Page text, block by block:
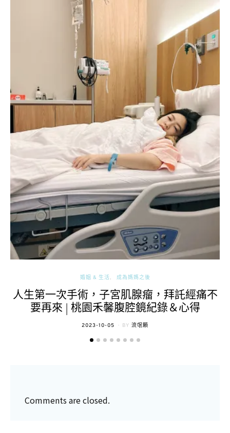
婚姻 & 生活 成為媽媽之後
人生第一次手術，子宮肌腺瘤，拜託經痛不
要再來 | 桃園禾馨腹腔鏡紀錄＆心得
POSTED
2023-10-05 BY 流氓顆
Comments are closed.